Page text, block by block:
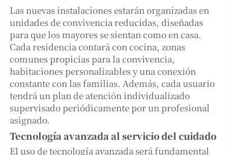
Las nuevas instalaciones estarán organizadas en
unidades de convivencia reducidas, diseñadas
para que los mayores se sientan como en casa.
Cada residencia contará con cocina, zonas
comunes propicias para la convivencia,
habitaciones personalizables y una conexión
constante con las familias. Además, cada usuario
tendrá un plan de atención individualizado
supervisado periódicamente por un profesional
asignado.
Tecnología avanzada al servicio del cuidado
El uso de tecnología avanzada será fundamental